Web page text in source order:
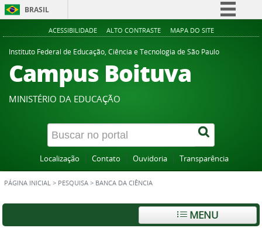
BRASIL
Simplifique!
Comunica BR
Acesso à informação
Canais
ACESSIBILIDADE ALTO CONTRASTE MAPA DO SITE
Instituto Federal de Educação, Ciência e Tecnologia de São Paulo
Campus Boituva
MINISTÉRIO DA EDUCAÇÃO
Localização Contato Ouvidoria Transparência
PÁGINA INICIAL > PESQUISA > BANCA DA CIÊNCIA
MENU